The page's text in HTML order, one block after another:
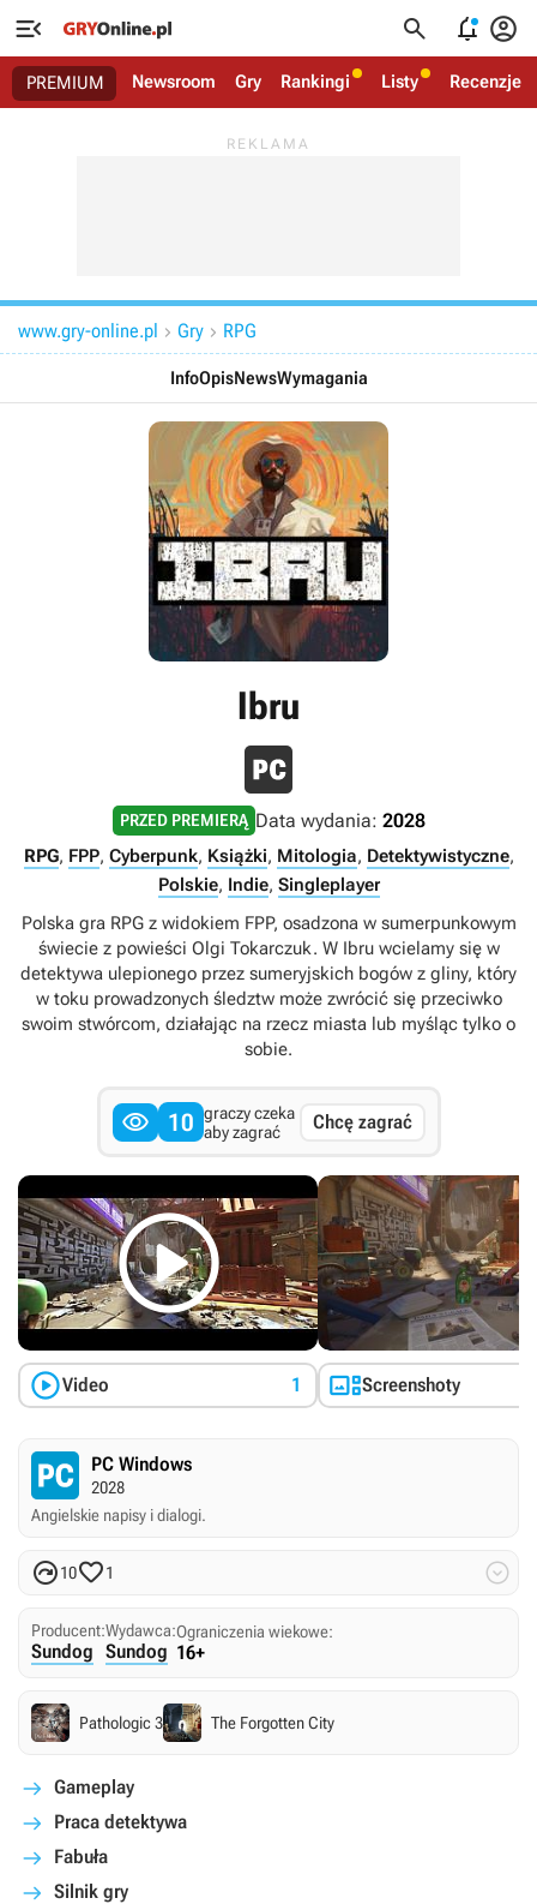
   
PREMIUM Newsroom Gry Rankingi Listy Recenzje
www.gry-online.pl  Gry  RPG
InfoOpisNewsWymagania
Ibru
PRZED PREMIERĄ Data wydania: 2028
RPG, FPP, Cyberpunk, Książki, Mitologia, Detektywistyczne,
Polskie, Indie, Singleplayer
Polska gra RPG z widokiem FPP, osadzona w sumerpunkowym
świecie z powieści Olgi Tokarczuk. W Ibru wcielamy się w
detektywa ulepionego przez sumeryjskich bogów z gliny, który
w toku prowadzonych śledztw może zwrócić się przeciwko
swoim stwórcom, działając na rzecz miasta lub myśląc tylko o
sobie.
 10 graczy czeka
aby zagrać
Chcę zagrać

Video 1 Screenshoty
PC Windows
2028
Angielskie napisy i dialogi.
101 
Producent:
Sundog
Wydawca:
Sundog
Ograniczenia wiekowe:
16+
Pathologic 3 The Forgotten City
Gameplay
Praca detektywa
Fabuła
Silnik gry